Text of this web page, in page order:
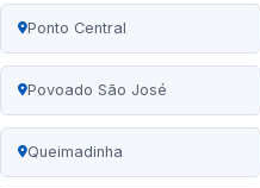
Ponto Central
Povoado São José
Queimadinha